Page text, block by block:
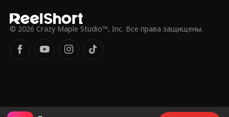
© 2026 Crazy Maple Studio™, Inc. Все права защищены.